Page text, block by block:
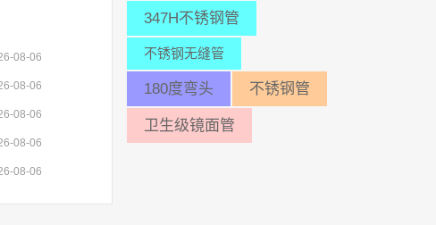
08-06
08-06
08-06
08-06
08-06
347H不锈钢管
不锈钢无缝管
180度弯头 不锈钢管
卫生级镜面管